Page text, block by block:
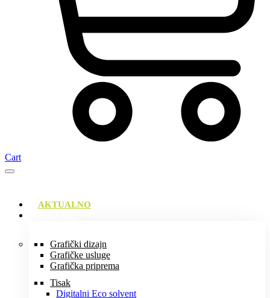
Cart
AKTUALNO
Grafički dizajn
Grafičke usluge
Grafička priprema
Tisak
Digitalni Eco solvent